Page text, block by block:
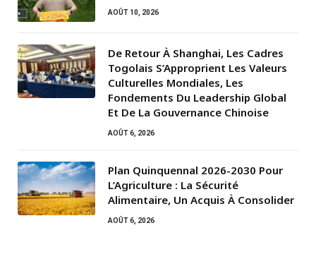
AOÛT 10, 2026
De Retour À Shanghai, Les Cadres
Togolais S’Approprient Les Valeurs
Culturelles Mondiales, Les
Fondements Du Leadership Global
Et De La Gouvernance Chinoise
AOÛT 6, 2026
Plan Quinquennal 2026-2030 Pour
L’Agriculture : La Sécurité
Alimentaire, Un Acquis À Consolider
AOÛT 6, 2026